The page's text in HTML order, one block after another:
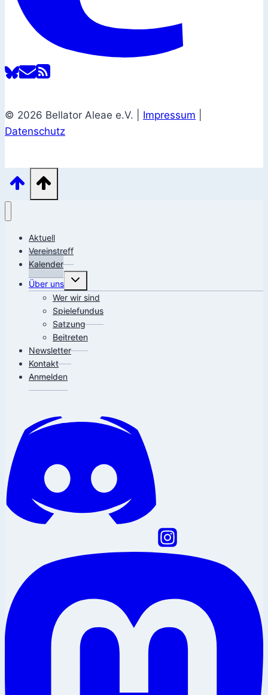
© 2026 Bellator Aleae e.V. | Impressum
Datenschutz
Aktuell
Vereinstreff
Kalender
Über uns
Untermenü
Wer wir sind
Spielefundus
Satzung
Beitreten
Newsletter
Kontakt
Anmelden